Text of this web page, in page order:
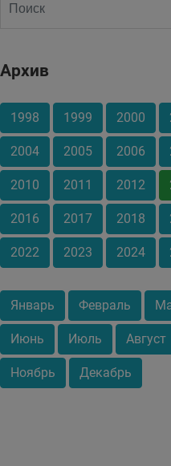
Архив
1998 1999 2000
2004 2005 2006
2010 2011 2012
2016 2017 2018
2022 2023 2024
Январь Февраль
Июнь Июль Август
Ноябрь Декабрь